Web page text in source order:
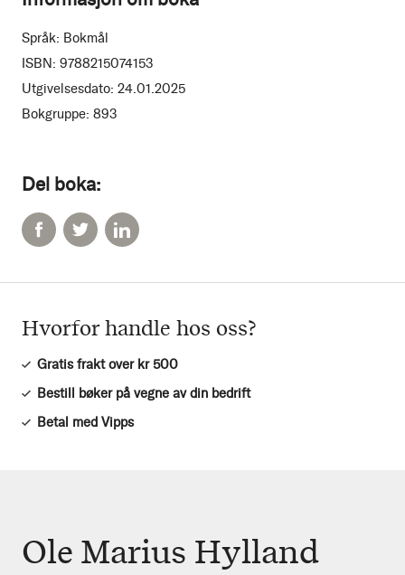
Del boka:
Språk: Bokmål
ISBN: 9788215074153
Utgivelsesdato: 24.01.2025
Bokgruppe: 893
Hvorfor handle hos oss?
Gratis frakt over kr 500
Bestill bøker på vegne av din bedrift
Betal med Vipps
Ole Marius Hylland